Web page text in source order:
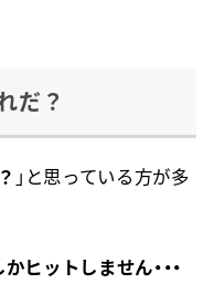
だ？
」と思っている方が多
ヒットしません・・・